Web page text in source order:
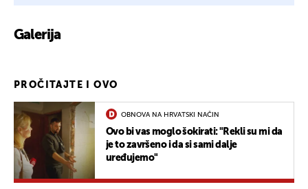
Galerija
PROČITAJTE I OVO
OBNOVA NA HRVATSKI NAČIN
Ovo bi vas moglo šokirati: "Rekli su mi da
je to završeno i da si sami dalje
uređujemo"